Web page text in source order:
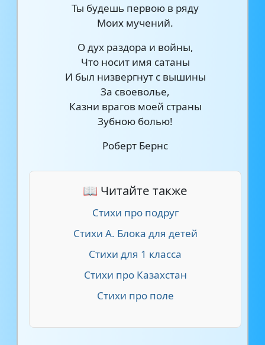
Ты будешь первою в ряду
Моих мучений.
О дух раздора и войны,
Что носит имя сатаны
И был низвергнут с вышины
За своеволье,
Казни врагов моей страны
Зубною болью!
Роберт Бернс
📖 Читайте также
Стихи про подруг
Стихи А. Блока для детей
Стихи для 1 класса
Стихи про Казахстан
Стихи про поле